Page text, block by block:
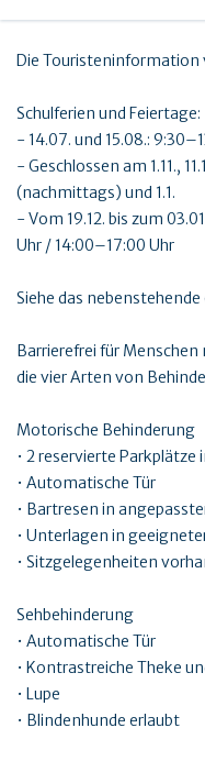
Die Touristeninformation
Schulferien und Feiertage:
- 14.07. und 15.08.:
- Geschlossen am 1.11.,
(nachmittags) und 1.1.
- Vom 19.12. bis zum
Uhr / 14:00–17:00 Uhr
Siehe das
Barrierefrei für
die vier Arten von
Motorische Behinderung
• 2 reservierte Parkplätze
• Automatische Tür
• Bartresen in
• Unterlagen in
• Sitzgelegenheiten
Sehbehinderung
• Automatische Tür
• Kontrastreiche Theke
• Lupe
• Blindenhunde erlaubt